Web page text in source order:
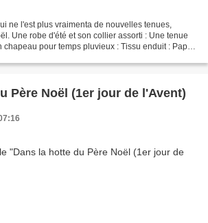
ne l'est plus vraimenta de nouvelles tenues,
Une robe d'été et son collier assorti : Une tenue
chapeau pour temps pluvieux : Tissu enduit : Papa
Père Noël (1er jour de l'Avent)